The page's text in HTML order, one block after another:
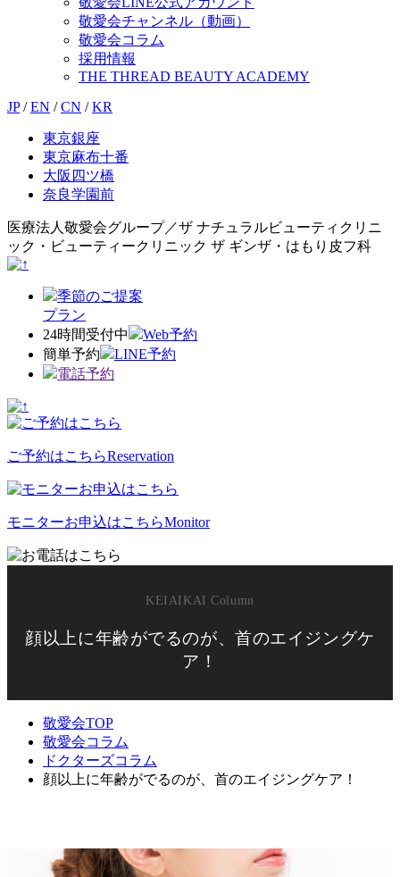
敬愛会チャンネル（動画）
敬愛会コラム
採用情報
THE THREAD BEAUTY ACADEMY
JP / EN / CN / KR
東京銀座
東京麻布十番
大阪四ツ橋
奈良学園前
医療法人敬愛会グループ／ザ ナチュラルビューティクリニ
ック・ビューティークリニック ザ ギンザ・はもり皮フ科
季節のご提案
プラン
24時間受付中
Web予約
簡単予約
LINE予約
電話予約
ご予約はこちらReservation
モニターお申込はこちらMonitor
顔以上に年齢がでるのが、首のエイジングケ
ア！
敬愛会TOP
敬愛会コラム
ドクターズコラム
顔以上に年齢がでるのが、首のエイジングケア！